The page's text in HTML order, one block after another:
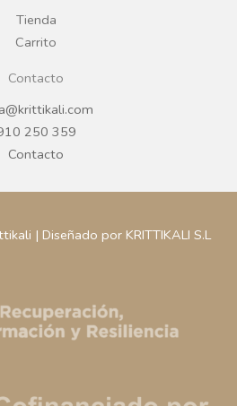
Tienda
Carrito
Contacto
250 359
Contacto
| Diseñado por KRITTIKALI S.L